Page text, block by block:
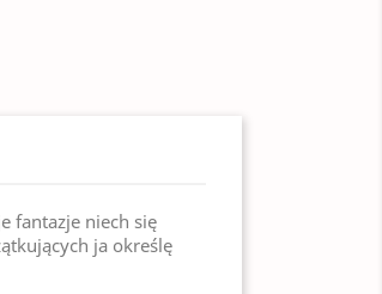
fantazje niech się
ja określę